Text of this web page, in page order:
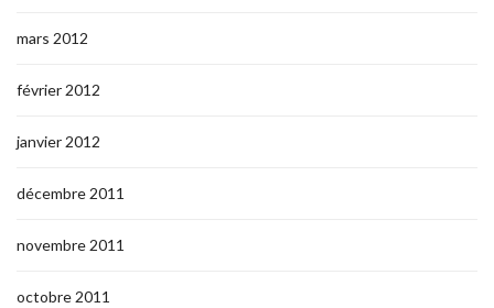
mars 2012
février 2012
janvier 2012
décembre 2011
novembre 2011
octobre 2011